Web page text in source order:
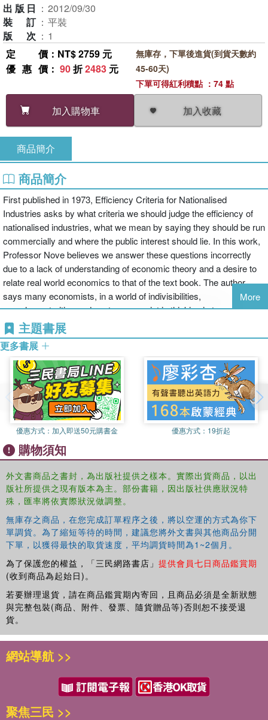
出版日 ： 2012/09/30
裝訂 ： 平裝
版次 ： 1
定價 ：NT$ 2759 元
優惠價 ： 90折2483 元
加入購物車 加入收藏
無庫存，下單後進貨(到貨天數約
45-60天)
下單可得紅利積點 ：74 點
商品簡介
商品簡介
First published in 1973, Efficiency Criteria for Nationalised
Industries asks by what criteria we should judge the efficiency of
nationalised industries, what we mean by saying they should be run
commercially and where the public interest should lie. In this work,
Professor Nove believes we answer these questions incorrectly
due to a lack of understanding of economic theory and a desire to
relate real world economics to that of the text book. The author
says many economists, in a world of indivisibilities,
complementarities and systems, persist in thinking in terms of one-
dimensional, fragmented marginalism. Professor Nove, who is
known for his writings on the Soviet economy, raises many points
relevant to the East as well as the West. His work contributes to
the economics of socialism, while also making the case for greater
realism in economic theory in general.
More
主題書展
更多書展
優惠方式： 加入即送50元購書金 優惠方式： 19折起
購物須知
外文書商品之書封，為出版社提供之樣本。實際出貨商品，以出
版社所提供之現有版本為主。部份書籍，因出版社供應狀況特
殊，匯率將依實際狀況做調整。
無庫存之商品，在您完成訂單程序之後，將以空運的方式為你下
單調貨。為了縮短等待的時間，建議您將外文書與其他商品分開
下單，以獲得最快的取貨速度，平均調貨時間為1~2個月。
為了保護您的權益，「三民網路書店」 提供會員七日商品鑑賞期
(收到商品為起始日)。
若要辦理退貨，請在商品鑑賞期內寄回，且商品必須是全新狀態
與完整包裝(商品、附件、發票、隨貨贈品等)否則恕不接受退
貨。
網站導航 >>
聚焦三民 >>